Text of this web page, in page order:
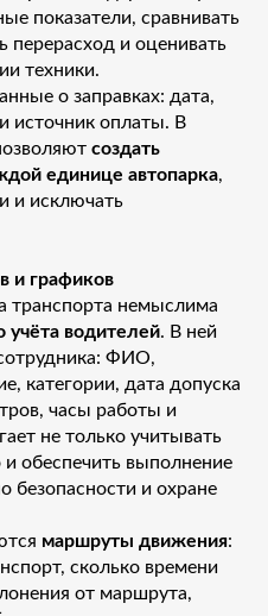
показатели, сравнивать
перерасход и оценивать
техники.
о заправках: дата,
источник оплаты. В
создать
единице автопарка,
и исключать
и графиков
транспорта немыслима
учёта водителей. В ней
ФИО,
категории, дата допуска
часы работы и
не только учитывать
обеспечить выполнение
безопасности и охране
маршруты движения:
сколько времени
от маршрута,